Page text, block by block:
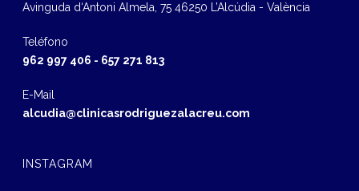
Avinguda d‘Antoni Almela, 75 46250 L’Alcúdia - València
Teléfono
962 997 406 - 657 271 813
E-Mail
alcudia@clinicasrodriguezalacreu.com
INSTAGRAM